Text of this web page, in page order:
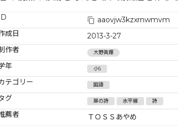
aaovjw3kzxrnwmvm
成日
2013-3-27
作者
大野眞輝
年 小5
テゴリー 国語
グ 扉の詩 水平線 詩
薦者 ＴＯＳＳあやめ